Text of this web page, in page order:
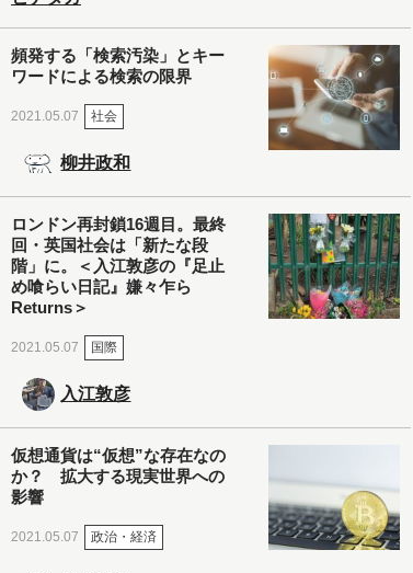
頻発する「検索汚染」とキー
ワードによる検索の限界
2021.05.07 社会
柳井政和
ロンドン再封鎖16週目。最終
回・英国社会は「新たな段
階」に。＜入江敦彦の『足止
め喰らい日記』嫌々乍ら
Returns＞
2021.05.07 国際
入江敦彦
仮想通貨は“仮想”な存在なの
か？ 拡大する現実世界への
影響
2021.05.07 政治・経済